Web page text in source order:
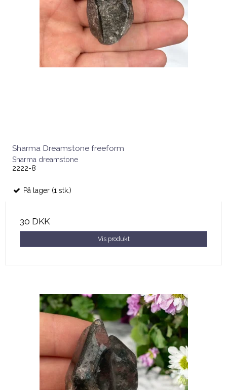
Sharma Dreamstone freeform
Sharma dreamstone
2222-8
På lager (1 stk.)
30 DKK
Vis produkt